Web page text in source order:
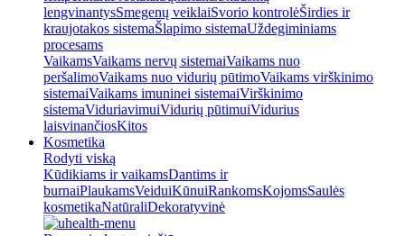
lengvinantysSmegenų veiklaiSvorio kontrolėŠirdies ir
kraujotakos sistemaŠlapimo sistemaUždegiminiams
procesams
VaikamsVaikams nervų sistemaiVaikams nuo
peršalimoVaikams nuo vidurių pūtimoVaikams virškinimo
sistemaiVaikams imuninei sistemaiVirškinimo
sistemaViduriavimuiVidurių pūtimuiVidurius
laisvinančiosKitos
Kosmetika
Rodyti viską
Kūdikiams ir vaikamsDantims ir
burnaiPlaukamsVeiduiKūnuiRankomsKojomsSaulės
kosmetikaNatūraliDekoratyvinė